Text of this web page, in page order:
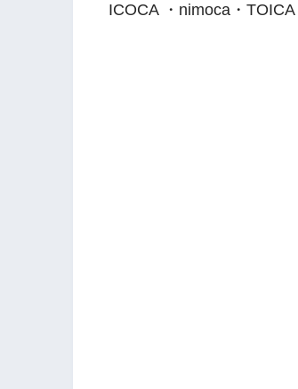
ICOCA ・nimoca・